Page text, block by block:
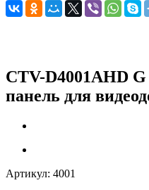
CTV-D4001AHD
панель для
Артикул: 4001